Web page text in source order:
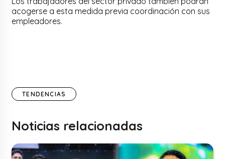
acogerse a esta medida previa coordinación con sus
empleadores.
TENDENCIAS
Noticias relacionadas